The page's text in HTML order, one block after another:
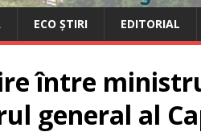
ECO ȘTIRI EDITORIAL
între
general al